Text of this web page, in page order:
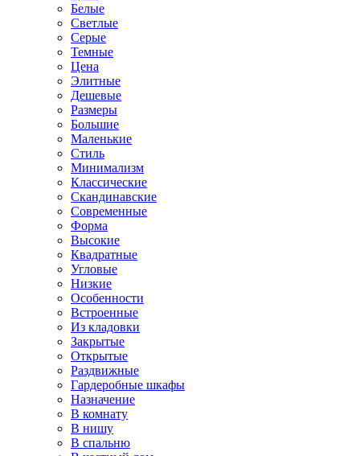
Белые
Светлые
Серые
Темные
Цена
Элитные
Дешевые
Размеры
Большие
Маленькие
Стиль
Минимализм
Классические
Скандинавские
Современные
Форма
Высокие
Квадратные
Угловые
Низкие
Особенности
Встроенные
Из кладовки
Закрытые
Открытые
Раздвижные
Гардеробные шкафы
Назначение
В комнату
В нишу
В спальню